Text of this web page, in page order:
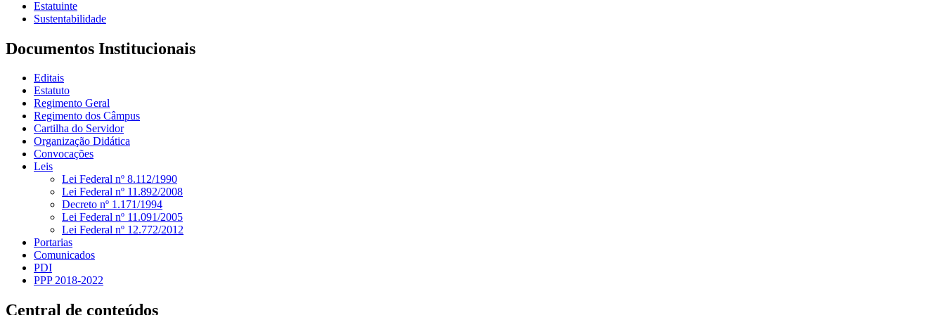
Estatuinte
Sustentabilidade
Documentos Institucionais
Editais
Estatuto
Regimento Geral
Regimento dos Câmpus
Cartilha do Servidor
Organização Didática
Convocações
Leis
Lei Federal nº 8.112/1990
Lei Federal nº 11.892/2008
Decreto nº 1.171/1994
Lei Federal nº 11.091/2005
Lei Federal nº 12.772/2012
Portarias
Comunicados
PDI
PPP 2018-2022
Central de conteúdos